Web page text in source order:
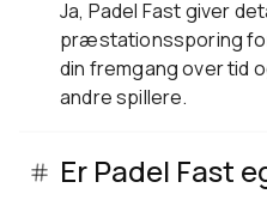
Ja, Padel Fast giver
præstationssporing for
din fremgang over tid
andre spillere.
Er Padel Fast